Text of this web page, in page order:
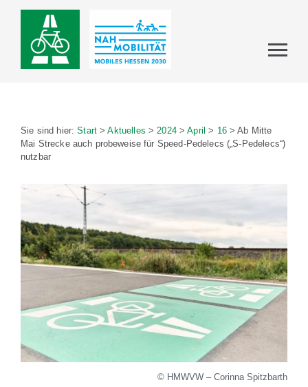
Sie sind hier:Start >Aktuelles >2024>April > 16>Ab Mitte
Mai Strecke auch probeweise für Speed-Pedelecs („S-Pedelecs“)
nutzbar
© HMWVW – Corinna Spitzbarth